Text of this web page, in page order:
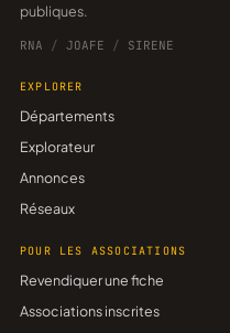
publiques.
RNA / JOAFE / SIRENE
EXPLORER
Départements
Explorateur
Annonces
Réseaux
POUR LES ASSOCIATIONS
Revendiquer une fiche
Associations inscrites